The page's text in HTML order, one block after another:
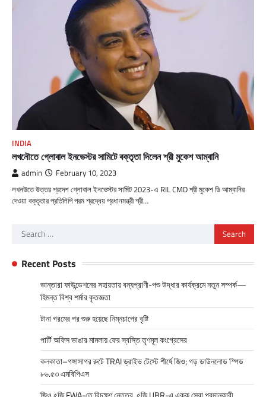
INDIA
লখনৌতে গ্লোবাল ইনভেস্টর সামিটে বক্তৃতা দিলেন শ্রী মুকেশ আম্বানি
admin February 10, 2023
লখনউতে উত্তর প্রদেশ গ্লোবাল ইনভেস্টর সামিট 2023-এ RIL CMD শ্রী মুকেশ ডি আম্বানির
দেওয়া বক্তৃতার প্রতিলিপি পরম শ্রদ্ধেয় প্রধানমন্ত্রী শ্রী…
Search
Recent Posts
ভান্তারা ফাউন্ডেশনের সহায়তায় বন্যপ্রাণী-পশু উদ্ধার কার্যক্রমে নতুন সম্পর্ক—
হিমন্ত বিশ্ব শর্মার কৃতজ্ঞতা
টানা গরমের পর শুরু হয়েছে নিম্নচাপের বৃষ্টি
পার্টি অফিস ভাঙার মামলায় ফের স্বস্তি তৃণমূল কংগ্রেসের
কলকাতা–গঙ্গাসাগর রুটে TRAI ড্রাইভ টেস্টে শীর্ষে জিও; গড় ডাউনলোড স্পিড
৮৬.৫৩ এমবিপিএস